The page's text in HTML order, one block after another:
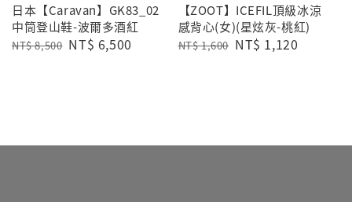
日本【Caravan】GK83_02
中筒登山鞋-波爾多酒紅
Regular
NT$ 8,500 Sale
NT$ 6,500
【ZOOT】ICEFIL頂級冰涼
感背心(女)(星炫灰-桃紅)
Regular
NT$ 1,600 Sale
NT$ 1,120